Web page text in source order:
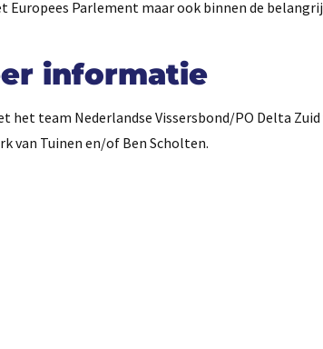
Europees Parlement maar ook binnen de
informatie
het team Nederlandse Vissersbond/PO Delta Zuid
van Tuinen en/of Ben Scholten.